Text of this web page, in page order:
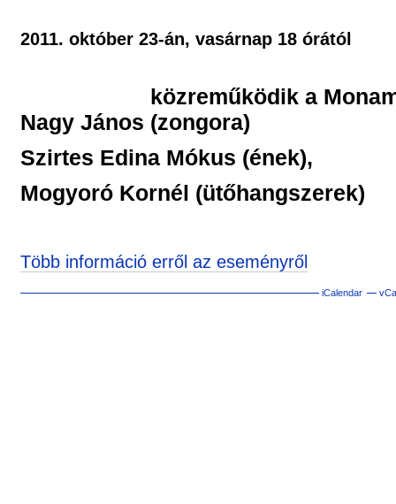
2011. október 23-án, vasárnap 18 órától
közreműködik a
Nagy János (zongora)
Szirtes Edina Mókus (ének),
Mogyoró Kornél (ütőhangszerek)
Több információ erről az eseményről
iCalendar